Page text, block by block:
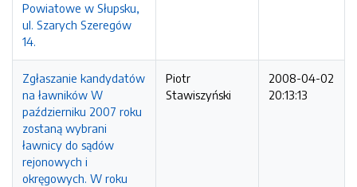
Powiatowe w Słupsku,
ul. Szarych Szeregów
14.
Zgłaszanie kandydatów
na ławników W
październiku 2007 roku
zostaną wybrani
ławnicy do sądów
rejonowych i
okręgowych. W roku
Piotr
Stawiszyński
2008-04-02
20:13:13